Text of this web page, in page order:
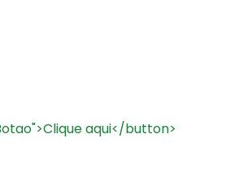
aqui</button>